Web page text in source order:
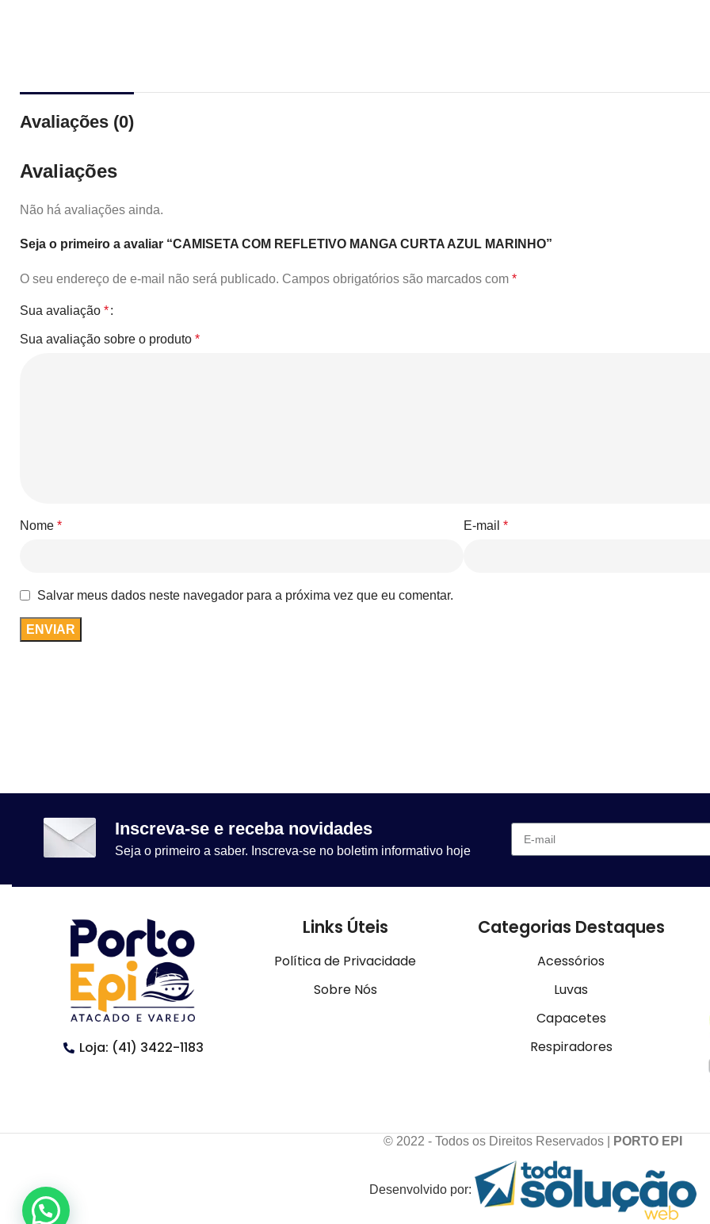
Avaliações (0)
Avaliações
Não há avaliações ainda.
Seja o primeiro a avaliar “CAMISETA COM REFLETIVO MANGA CURTA AZUL MARINHO”
O seu endereço de e-mail não será publicado. Campos obrigatórios são marcados com *
Sua avaliação *
Sua avaliação sobre o produto *
Nome * E-mail *
Salvar meus dados neste navegador para a próxima vez que eu comentar.
Inscreva-se e receba novidades
Seja o primeiro a saber. Inscreva-se no boletim informativo hoje
Loja: (41) 3422-1183
Links Úteis
Política de Privacidade
Sobre Nós
Categorias Destaques
Acessórios
Luvas
Capacetes
Respiradores
© 2022 - Todos os Direitos Reservados | PORTO EPI
Desenvolvido por: